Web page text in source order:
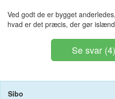
Ved godt de er bygget
hvad er det præcis, der gør
Se svar
Sibo